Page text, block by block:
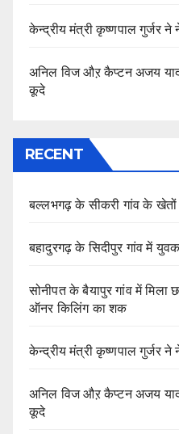
केन्द्रीय मंत्री कृष्णपाल गुर्जर
अनिल विज औऱ कैप्टन अजय
कूदे
RECENT
बल्लभगढ़ के सीकरी गांव के
बहादुरगढ़ के सिदीपुर गांव में
सोनीपत के बैयापुर गांव में मिला
ऑनर किलिंग का शक
केन्द्रीय मंत्री कृष्णपाल गुर्जर
अनिल विज औऱ कैप्टन अजय
कूदे